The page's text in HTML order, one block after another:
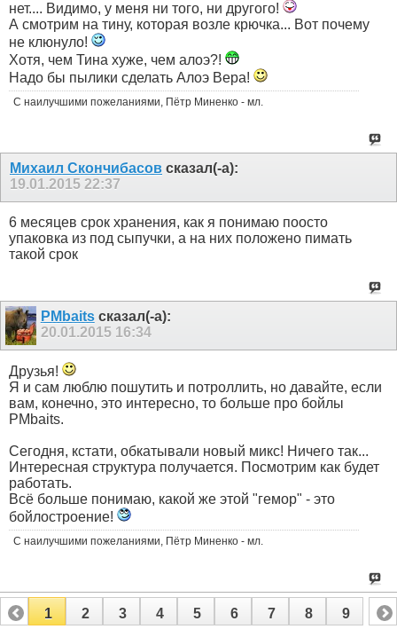
нет.... Видимо, у меня ни того, ни другого!
А смотрим на тину, которая возле крючка... Вот почему
не клюнуло!
Хотя, чем Тина хуже, чем алоэ?!
Надо бы пылики сделать Алоэ Вера!
С наилучшими пожеланиями, Пётр Миненко - мл.
Михаил Скончибасов сказал(-а):
19.01.2015 22:37
6 месяцев срок хранения, как я понимаю поосто
упаковка из под сыпучки, а на них положено пимать
такой срок
PMbaitsсказал(-а):
20.01.2015 16:34
Друзья!
Я и сам люблю пошутить и потроллить, но давайте, если
вам, конечно, это интересно, то больше про бойлы
PMbaits.
Сегодня, кстати, обкатывали новый микс! Ничего так...
Интересная структура получается. Посмотрим как будет
работать.
Всё больше понимаю, какой же этой "гемор" - это
бойлостроение!
С наилучшими пожеланиями, Пётр Миненко - мл.
1 2 3 4 5 6 7 8 9